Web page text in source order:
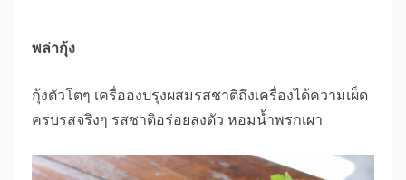
พล่ากุ้ง
กุ้งตัวโตๆ เครื่อองปรุงผสมรสชาติถึงเครื่องได้ความเผ็ด
ครบรสจริงๆ รสชาติอร่อยลงตัว หอมน้ำพรกเผา